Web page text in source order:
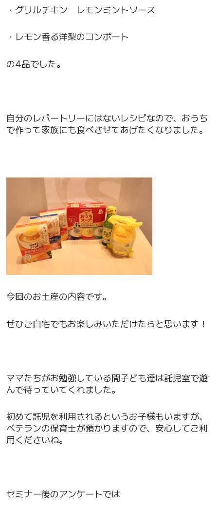
・グリルチキン レモンミントソース
・レモン香る洋梨のコンポート
の4品でした。
自分のレパートリーにはないレシピなので、おうち
で作って家族にも食べさせてあげたくなりました。
今回のお土産の内容です。
ぜひご自宅でもお楽しみいただけたらと思います！
ママたちがお勉強している間子ども達は託児室で遊
んで待っていてくれました。
初めて託児を利用されるというお子様もいますが、
ベテランの保育士が預かりますので、安心してご利
用くださいね。
セミナー後のアンケートでは